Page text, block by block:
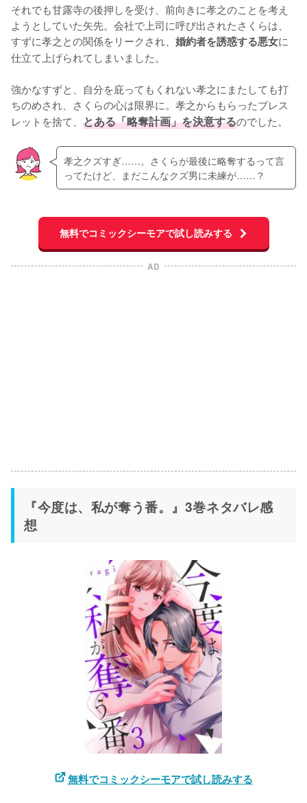
それでも甘露寺の後押しを受け、前向きに孝之のことを考え
ようとしていた矢先。会社で上司に呼び出されたさくらは、
すずに孝之との関係をリークされ、 婚約者を誘惑する悪女に
仕立て上げられてしまいました。
強かなすずと、自分を庇ってもくれない孝之にまたしても打
ちのめされ、さくらの心は限界に。孝之からもらったブレス
レットを捨て、 とある「略奪計画」を決意するのでした。
孝之クズすぎ……。さくらが最後に略奪するって言
ってたけど、まだこんなクズ男に未練が……？
無料でコミックシーモアで試し読みする
AD
『今度は、私が奪う番。』3巻ネタバレ感
想
無料でコミックシーモアで試し読みする